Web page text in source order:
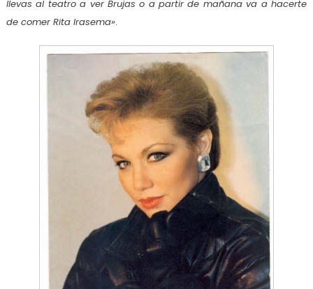
llevas al teatro a ver Brujas o a partir de mañana va a hacerte
de comer Rita Irasema».